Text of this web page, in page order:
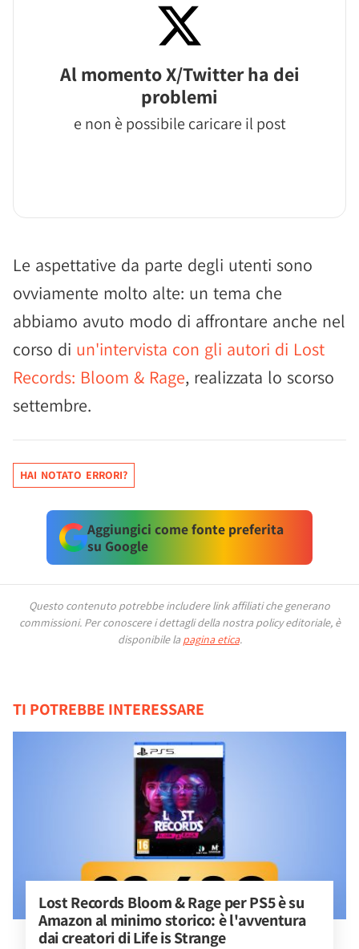
Al momento X/Twitter ha dei
problemi
e non è possibile caricare il post
Le aspettative da parte degli utenti sono
ovviamente molto alte: un tema che
abbiamo avuto modo di affrontare anche nel
corso di un'intervista con gli autori di Lost
Records: Bloom & Rage, realizzata lo scorso
settembre.
HAI NOTATO ERRORI?
Aggiungici come fonte preferita
su Google
Questo contenuto potrebbe includere link affiliati che generano
commissioni. Per conoscere i dettagli della nostra policy editoriale, è
disponibile la pagina etica.
TI POTREBBE INTERESSARE
Lost Records Bloom & Rage per PS5 è su
Amazon al minimo storico: è l'avventura
dai creatori di Life is Strange